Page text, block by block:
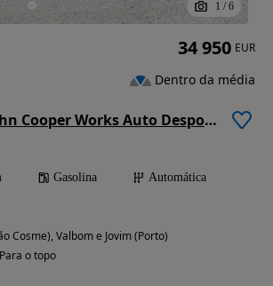
1 / 6
MINI Cabrio John Cooper Works Auto Desportiva
Gasolina
Automática
Cosme), Valbom e Jovim (Porto)
o topo
34 950 EUR
Dentro da média